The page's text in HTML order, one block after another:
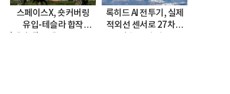
스페이스X, 숏커버링
유입-테슬라 합작
록히드 AI 전투기, 실제
적외선 센서로 27차례